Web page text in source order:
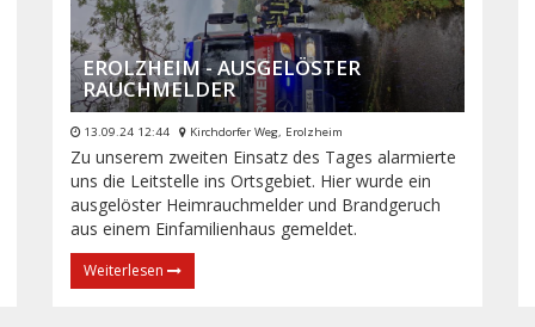
EROLZHEIM - AUSGELÖSTER
RAUCHMELDER
13.09.24 12:44 Kirchdorfer Weg, Erolzheim
Zu unserem zweiten Einsatz des Tages alarmierte
uns die Leitstelle ins Ortsgebiet. Hier wurde ein
ausgelöster Heimrauchmelder und Brandgeruch
aus einem Einfamilienhaus gemeldet.
Weiterlesen